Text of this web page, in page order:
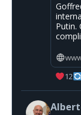
Putin.
12